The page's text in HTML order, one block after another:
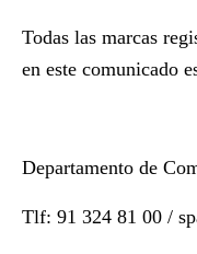
Todas las marcas
en este comunicado
Departamento de
Tlf: 91 324 81 00 /